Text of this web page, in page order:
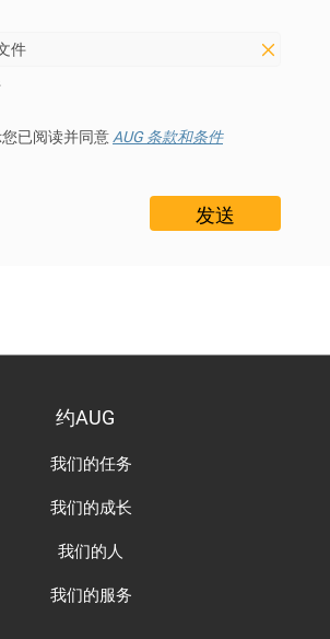
件
已阅读并同意 AUG 条款和条件
约AUG
我们的任务
我们的成长
我们的人
我们的服务